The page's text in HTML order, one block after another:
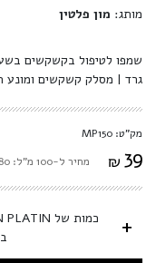
מותג: מון פלטין
שמפו לטיפול בקשקשים
גרד | מסלק קשקשים ומונע
מק"ט: MP150
₪ 39 מחיר ל-100 מ"ל: ₪7.80
+